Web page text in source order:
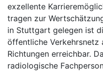
exzellente
tragen zur
in Stuttgart gelegen ist
öffentliche Verkehrsnetz
Richtungen erreichbar.
radiologische